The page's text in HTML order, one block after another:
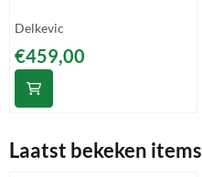
Merk:
Delkevic
Prijs: 459,00
€459,00
Laatst bekeken items